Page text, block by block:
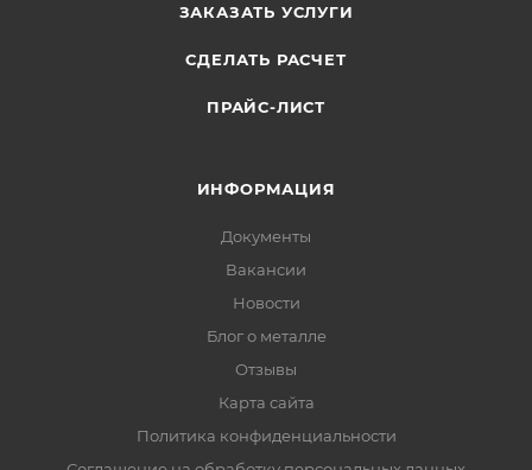
ЗАКАЗАТЬ УСЛУГИ
СДЕЛАТЬ РАСЧЕТ
ПРАЙС-ЛИСТ
ИНФОРМАЦИЯ
Документы
Вакансии
Новости
Блог о металле
Отзывы
Карта сайта
Политика конфиденциальности